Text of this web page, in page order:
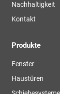
Nachhaltigkeit
Kontakt
Produkte
Fenster
Haustüren